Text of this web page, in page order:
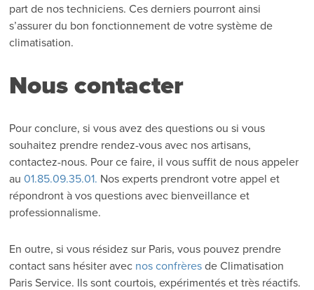
part de nos techniciens. Ces derniers pourront ainsi
s’assurer du bon fonctionnement de votre système de
climatisation.
Nous contacter
Pour conclure, si vous avez des questions ou si vous
souhaitez prendre rendez-vous avec nos artisans,
contactez-nous. Pour ce faire, il vous suffit de nous appeler
au01.85.09.35.01. Nos experts prendront votre appel et
répondront à vos questions avec bienveillance et
professionnalisme.
En outre, si vous résidez sur Paris, vous pouvez prendre
contact sans hésiter avec nos confrères de Climatisation
Paris Service. Ils sont courtois, expérimentés et très réactifs.